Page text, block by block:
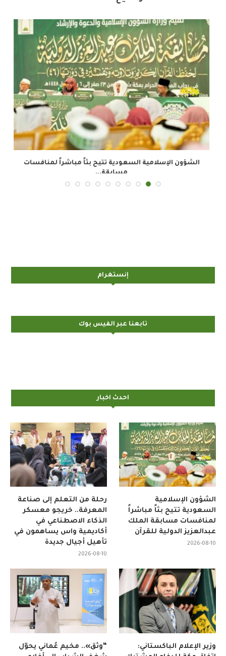
الشؤون الإسلامية السعودية تتيح بثاً مباشراً لمنافسات
مسابقة...
إنستغرام
تابعنا عبر الفيس بوك
احدث اخبار
رحلة من التعلم إلى صناعة
المعرفة.. خريجو معسكر
الذكاء الاصطناعي في
أكاديمية واس يساهمون في
تأهيل أجيال جديدة
الشؤون الإسلامية
السعودية تتيح بثاً مباشراً
لمنافسات مسابقة الملك
عبدالعزيز الدولية للقرآن
“وثّق».. مخيم عُماني يحوّل
وزير الإعلام الباكستاني: